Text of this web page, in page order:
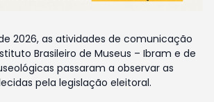
2026, as atividades de comunicação
Brasileiro de Museus – Ibram e de
passaram a observar as
pela legislação eleitoral.